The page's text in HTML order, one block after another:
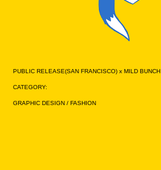
PUBLIC RELEASE(SAN FRANCISCO) x MILD BUNCH
CATEGORY:
GRAPHIC DESIGN / FASHION